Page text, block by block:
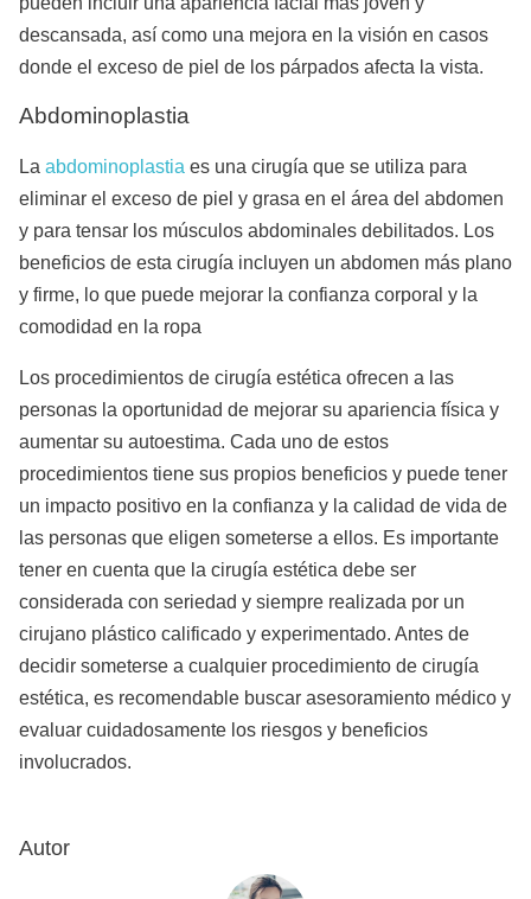
descansada, así como una mejora en la visión en casos
donde el exceso de piel de los párpados afecta la vista.
Abdominoplastia
La abdominoplastia es una cirugía que se utiliza para
eliminar el exceso de piel y grasa en el área del abdomen
y para tensar los músculos abdominales debilitados. Los
beneficios de esta cirugía incluyen un abdomen más plano
y firme, lo que puede mejorar la confianza corporal y la
comodidad en la ropa
Los procedimientos de cirugía estética ofrecen a las
personas la oportunidad de mejorar su apariencia física y
aumentar su autoestima. Cada uno de estos
procedimientos tiene sus propios beneficios y puede tener
un impacto positivo en la confianza y la calidad de vida de
las personas que eligen someterse a ellos. Es importante
tener en cuenta que la cirugía estética debe ser
considerada con seriedad y siempre realizada por un
cirujano plástico calificado y experimentado. Antes de
decidir someterse a cualquier procedimiento de cirugía
estética, es recomendable buscar asesoramiento médico y
evaluar cuidadosamente los riesgos y beneficios
involucrados.
Autor